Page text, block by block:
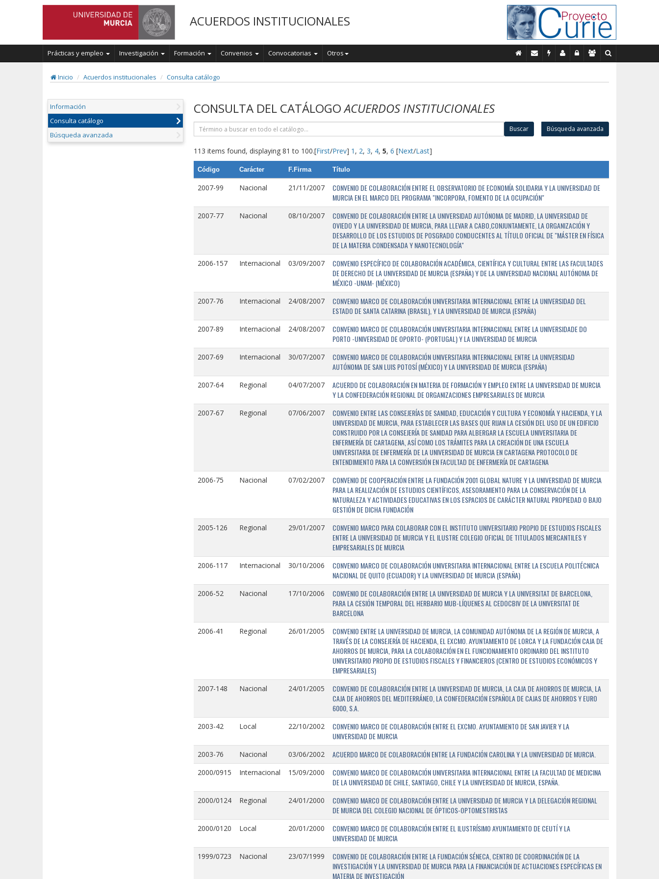
ACUERDOS INSTITUCIONALES
Prácticas y empleo Investigación Formación Convenios Convocatorias Otros
Inicio Acuerdos institucionales Consulta catálogo
Información
Consulta catálogo
Búsqueda avanzada
CONSULTA DEL CATÁLOGOACUERDOS INSTITUCIONALES
Buscar Búsqueda avanzada
113 items found, displaying 81 to 100.[First/Prev] 1 , 2, 3, 4, 5, 6 [Next/Last]
Código Carácter F.Firma Título
2007-99 Nacional 21/11/2007
CONVENIO DE COLABORACIÓN ENTRE EL OBSERVATORIO DE ECONOMÍA SOLIDARIA Y LA UNIVERSIDAD DE
MURCIA EN EL MARCO DEL PROGRAMA "INCORPORA, FOMENTO DE LA OCUPACIÓN"
2007-77 Nacional 08/10/2007
CONVENIO DE COLABORACIÓN ENTRE LA UNIVERSIDAD AUTÓNOMA DE MADRID, LA UNIVERSIDAD DE
OVIEDO Y LA UNIVERSIDAD DE MURCIA, PARA LLEVAR A CABO,CONJUNTAMENTE, LA ORGANIZACIÓN Y
DESARROLLO DE LOS ESTUDIOS DE POSGRADO CONDUCENTES AL TÍTULO OFICIAL DE "MÁSTER EN FÍSICA
DE LA MATERIA CONDENSADA Y NANOTECNOLOGÍA"
2006-157 Internacional 03/09/2007
CONVENIO ESPECÍFICO DE COLABORACIÓN ACADÉMICA, CIENTÍFICA Y CULTURAL ENTRE LAS FACULTADES
DE DERECHO DE LA UNIVERSIDAD DE MURCIA (ESPAÑA) Y DE LA UNIVERSIDAD NACIONAL AUTÓNOMA DE
MÉXICO -UNAM- (MÉXICO)
2007-76 Internacional 24/08/2007
CONVENIO MARCO DE COLABORACIÓN UNIVERSITARIA INTERNACIONAL ENTRE LA UNIVERSIDAD DEL
ESTADO DE SANTA CATARINA (BRASIL), Y LA UNIVERSIDAD DE MURCIA (ESPAÑA)
2007-89 Internacional 24/08/2007
CONVENIO MARCO DE COLABORACIÓN UNIVERSITARIA INTERNACIONAL ENTRE LA UNIVERSIDADE DO
PORTO -UNIVERSIDAD DE OPORTO- (PORTUGAL) Y LA UNIVERSIDAD DE MURCIA
2007-69 Internacional 30/07/2007
CONVENIO MARCO DE COLABORACIÓN UNIVERSITARIA INTERNACIONAL ENTRE LA UNIVERSIDAD
AUTÓNOMA DE SAN LUIS POTOSÍ (MÉXICO) Y LA UNIVERSIDAD DE MURCIA (ESPAÑA)
2007-64 Regional 04/07/2007
ACUERDO DE COLABORACIÓN EN MATERIA DE FORMACIÓN Y EMPLEO ENTRE LA UNIVERSIDAD DE MURCIA
Y LA CONFEDERACIÓN REGIONAL DE ORGANIZACIONES EMPRESARIALES DE MURCIA
2007-67 Regional 07/06/2007
CONVENIO ENTRE LAS CONSEJERÍAS DE SANIDAD, EDUCACIÓN Y CULTURA Y ECONOMÍA Y HACIENDA, Y LA
UNIVERSIDAD DE MURCIA, PARA ESTABLECER LAS BASES QUE RIJAN LA CESIÓN DEL USO DE UN EDIFICIO
CONSTRUIDO POR LA CONSEJERÍA DE SANIDAD PARA ALBERGAR LA ESCUELA UNIVERSITARIA DE
ENFERMERÍA DE CARTAGENA, ASÍ COMO LOS TRÁMITES PARA LA CREACIÓN DE UNA ESCUELA
UNIVERSITARIA DE ENFERMERÍA DE LA UNIVERSIDAD DE MURCIA EN CARTAGENA PROTOCOLO DE
ENTENDIMIENTO PARA LA CONVERSIÓN EN FACULTAD DE ENFERMERÍA DE CARTAGENA
2006-75 Nacional 07/02/2007
CONVENIO DE COOPERACIÓN ENTRE LA FUNDACIÓN 2001 GLOBAL NATURE Y LA UNIVERSIDAD DE MURCIA
PARA LA REALIZACIÓN DE ESTUDIOS CIENTÍFICOS, ASESORAMIENTO PARA LA CONSERVACIÓN DE LA
NATURALEZA Y ACTIVIDADES EDUCATIVAS EN LOS ESPACIOS DE CARÁCTER NATURAL PROPIEDAD O BAJO
GESTIÓN DE DICHA FUNDACIÓN
2005-126 Regional 29/01/2007
CONVENIO MARCO PARA COLABORAR CON EL INSTITUTO UNIVERSITARIO PROPIO DE ESTUDIOS FISCALES
ENTRE LA UNIVERSIDAD DE MURCIA Y EL ILUSTRE COLEGIO OFICIAL DE TITULADOS MERCANTILES Y
EMPRESARIALES DE MURCIA
2006-117 Internacional 30/10/2006
CONVENIO MARCO DE COLABORACIÓN UNIVERSITARIA INTERNACIONAL ENTRE LA ESCUELA POLITÉCNICA
NACIONAL DE QUITO (ECUADOR) Y LA UNIVERSIDAD DE MURCIA (ESPAÑA)
2006-52 Nacional 17/10/2006
CONVENIO DE COLABORACIÓN ENTRE LA UNIVERSIDAD DE MURCIA Y LA UNIVERSITAT DE BARCELONA,
PARA LA CESIÓN TEMPORAL DEL HERBARIO MUB-LÍQUENES AL CEDOCBIV DE LA UNIVERSITAT DE
BARCELONA
2006-41 Regional 26/01/2005
CONVENIO ENTRE LA UNIVERSIDAD DE MURCIA, LA COMUNIDAD AUTÓNOMA DE LA REGIÓN DE MURCIA, A
TRAVÉS DE LA CONSEJERÍA DE HACIENDA, EL EXCMO. AYUNTAMIENTO DE LORCA Y LA FUNDACIÓN CAJA DE
AHORROS DE MURCIA, PARA LA COLABORACIÓN EN EL FUNCIONAMIENTO ORDINARIO DEL INSTITUTO
UNIVERSITARIO PROPIO DE ESTUDIOS FISCALES Y FINANCIEROS (CENTRO DE ESTUDIOS ECONÓMICOS Y
EMPRESARIALES)
2007-148 Nacional 24/01/2005
CONVENIO DE COLABORACIÓN ENTRE LA UNIVERSIDAD DE MURCIA, LA CAJA DE AHORROS DE MURCIA, LA
CAJA DE AHORROS DEL MEDITERRÁNEO, LA CONFEDERACIÓN ESPAÑOLA DE CAJAS DE AHORROS Y EURO
6000, S.A.
2003-42 Local 22/10/2002
CONVENIO MARCO DE COLABORACIÓN ENTRE EL EXCMO. AYUNTAMIENTO DE SAN JAVIER Y LA
UNIVERSIDAD DE MURCIA
2003-76 Nacional 03/06/2002 ACUERDO MARCO DE COLABORACIÓN ENTRE LA FUNDACIÓN CAROLINA Y LA UNIVERSIDAD DE MURCIA.
2000/0915 Internacional 15/09/2000
CONVENIO MARCO DE COLABORACIÓN UNIVERSITARIA INTERNACIONAL ENTRE LA FACULTAD DE MEDICINA
DE LA UNIVERSIDAD DE CHILE, SANTIAGO, CHILE Y LA UNIVERSIDAD DE MURCIA, ESPAÑA.
2000/0124 Regional 24/01/2000
CONVENIO MARCO DE COLABORACIÓN ENTRE LA UNIVERSIDAD DE MURCIA Y LA DELEGACIÓN REGIONAL
DE MURCIA DEL COLEGIO NACIONAL DE ÓPTICOS-OPTOMESTRISTAS
2000/0120 Local 20/01/2000
CONVENIO MARCO DE COLABORACIÓN ENTRE EL ILUSTRÍSIMO AYUNTAMIENTO DE CEUTÍ Y LA
UNIVERSIDAD DE MURCIA
1999/0723 Nacional 23/07/1999
CONVENIO DE COLABORACIÓN ENTRE LA FUNDACIÓN SÉNECA, CENTRO DE COORDINACIÓN DE LA
INVESTIGACIÓN Y LA UNIVERSIDAD DE MURCIA PARA LA FINANCIACIÓN DE ACTUACIONES ESPECÍFICAS EN
MATERIA DE INVESTIGACIÓN